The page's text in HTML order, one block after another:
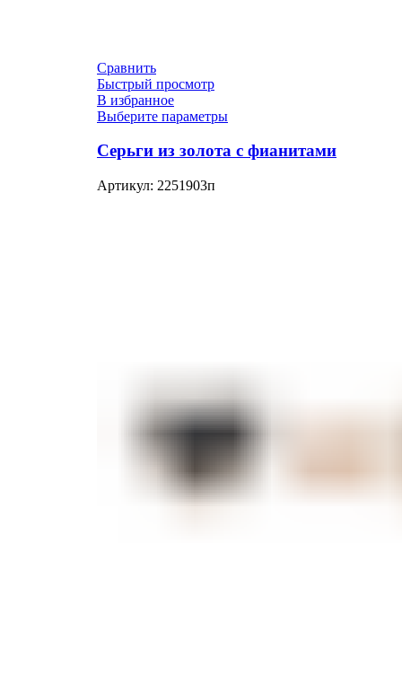
Сравнить
Быстрый просмотр
В избранное
Выберите параметры
Серьги из золота с фианитами
Артикул: 2251903п